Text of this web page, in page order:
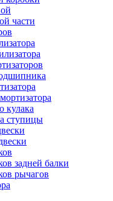
части
кулака
ступицы
задней балки
рычагов